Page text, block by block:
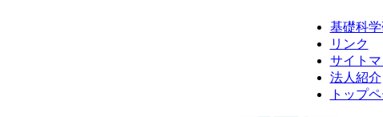
基礎科
リンク
サイト
法人紹介
トップ